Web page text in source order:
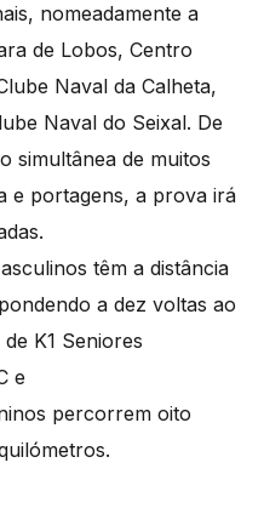
nomeadamente a
de Lobos, Centro
Naval da Calheta,
Naval do Seixal. De
simultânea de muitos
e portagens, a prova irá
têm a distância
a dez voltas ao
K1 Seniores
e
percorrem oito